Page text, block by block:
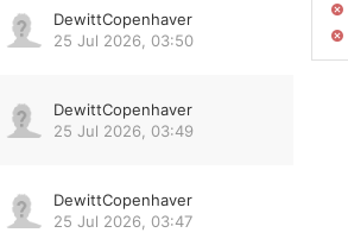
DewittCopenhaver
25 Jul 2026, 03:50
DewittCopenhaver
25 Jul 2026, 03:49
DewittCopenhaver
25 Jul 2026, 03:47